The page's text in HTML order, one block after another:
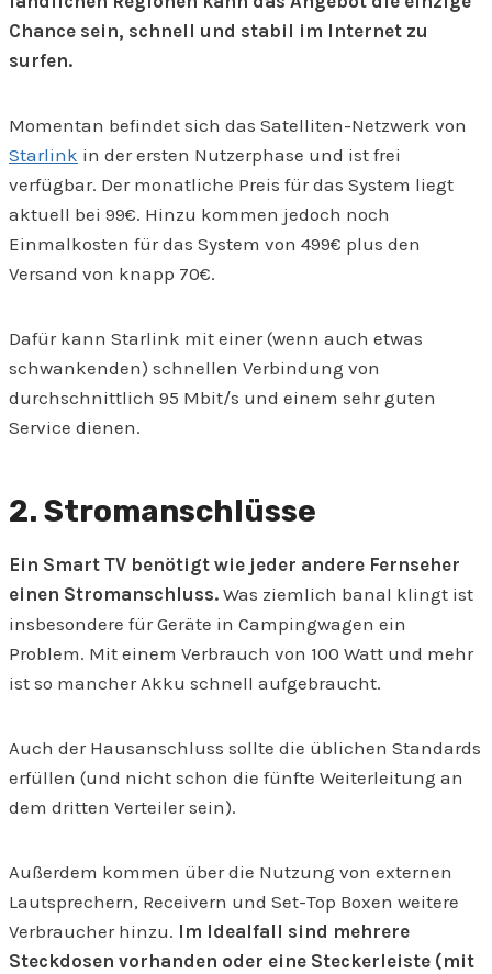
Chance sein, schnell und stabil im Internet zu
surfen.
Momentan befindet sich das Satelliten-Netzwerk von
Starlink in der ersten Nutzerphase und ist frei
verfügbar. Der monatliche Preis für das System liegt
aktuell bei 99€. Hinzu kommen jedoch noch
Einmalkosten für das System von 499€ plus den
Versand von knapp 70€.
Dafür kann Starlink mit einer (wenn auch etwas
schwankenden) schnellen Verbindung von
durchschnittlich 95 Mbit/s und einem sehr guten
Service dienen.
2. Stromanschlüsse
Ein Smart TV benötigt wie jeder andere Fernseher
einen Stromanschluss. Was ziemlich banal klingt ist
insbesondere für Geräte in Campingwagen ein
Problem. Mit einem Verbrauch von 100 Watt und mehr
ist so mancher Akku schnell aufgebraucht.
Auch der Hausanschluss sollte die üblichen Standards
erfüllen (und nicht schon die fünfte Weiterleitung an
dem dritten Verteiler sein).
Außerdem kommen über die Nutzung von externen
Lautsprechern, Receivern und Set-Top Boxen weitere
Verbraucher hinzu. Im Idealfall sind mehrere
Steckdosen vorhanden oder eine Steckerleiste (mit